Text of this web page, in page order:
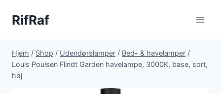
RifRaf
Hjem / Shop / Udendørslamper / Bed- & havelamper /
Louis Poulsen Flindt Garden havelampe, 3000K, base, sort,
høj